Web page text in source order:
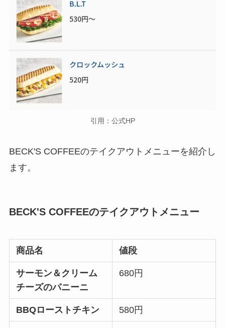
引用：公式HP
BECK'S COFFEEのテイクアウトメニューを紹介し
ます。
BECK'S COFFEEのテイクアウトメニュー
商品名 値段
サーモン＆クリーム
チーズのパニーニ
680円
BBQローストチキン 580円